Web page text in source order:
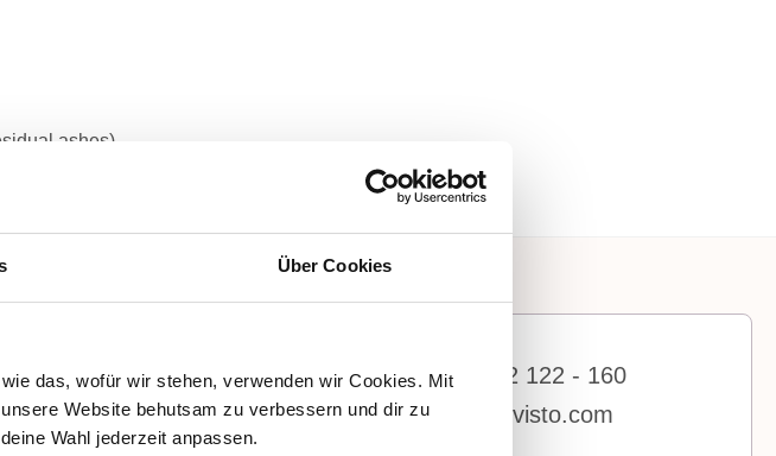
Über Cookies
das, wofür wir stehen, verwenden wir Cookies. Mit
Website behutsam zu verbessern und dir zu
Wahl jederzeit anpassen.
ashes)
+43 7619 22 122 - 160
stones@mevisto.com